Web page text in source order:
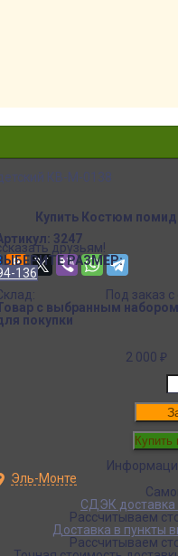
КВ-М-0138
Купить Костюм
3247
РАЗМЕР:
136
Под заказ
с выбранным набором
покупки
2 000 ₽
Эль-Монте
СДЭК доставка
Рассчитываем
Доставка в пункты
Рассчитываем
друзьям!